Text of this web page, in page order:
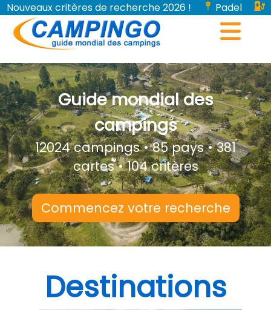
Nouveaux critères de recherche 2026 !
Padel
Bornes de recharge pour véhicules électriques...
Guide mondial des
campings
12024 campings • 85 pays • 381
cartes • 104 critères
Commencez votre recherche
Destinations